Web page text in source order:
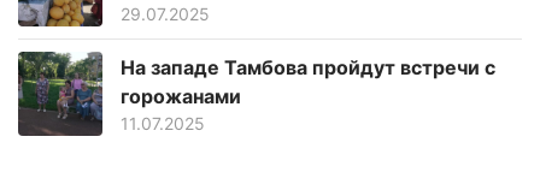
29.07.2025
На западе Тамбова пройдут встречи с
горожанами
11.07.2025